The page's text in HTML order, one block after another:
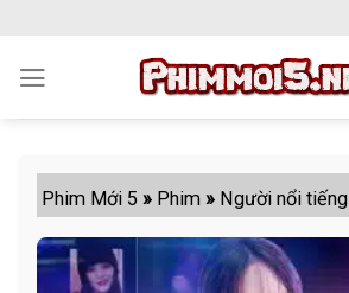
content
Phim Mới 5 » Phim » Người nổi tiếng